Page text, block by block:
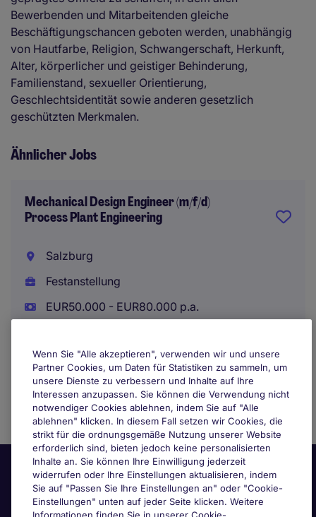
Bewerbenden und Mitarbeitenden gleiche
Beschäftigungschancen geboten werden, unabhängig
von Hautfarbe, Religion, Schwangerschaft, Herkunft,
Alter, körperlicher und geistiger Behinderung,
Familienstand, sexueller Orientierung,
Geschlechtsidentität sowie anderen gesetzlich
geschützten Merkmalen.
Ähnlicher Jobs
Mechanical Design Engineer (m/f/d)
Process Plant Engineering
Salzburg
Festanstellung
EUR50.000 - EUR80.000 p.a.
Wenn Sie "Alle akzeptieren", verwenden wir und unsere
Partner Cookies, um Daten für Statistiken zu sammeln, um
unsere Dienste zu verbessern und Inhalte auf Ihre
Interessen anzupassen. Sie können die Verwendung nicht
notwendiger Cookies ablehnen, indem Sie auf "Alle
ablehnen" klicken. In diesem Fall setzen wir Cookies, die
strikt für die ordnungsgemäße Nutzung unserer Website
erforderlich sind, bieten jedoch keine personalisierten
Inhalte an. Sie können Ihre Einwilligung jederzeit
widerrufen oder Ihre Einstellungen aktualisieren, indem
Sie auf "Passen Sie Ihre Einstellungen an" oder "Cookie-
Einstellungen" unten auf jeder Seite klicken. Weitere